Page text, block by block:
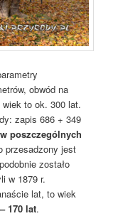
obwód na
to ok. 300 lat.
zapis 686 + 349
poszczególnych
przesadzony jest
zostało
w 1879 r.
lat, to wiek
170 lat.